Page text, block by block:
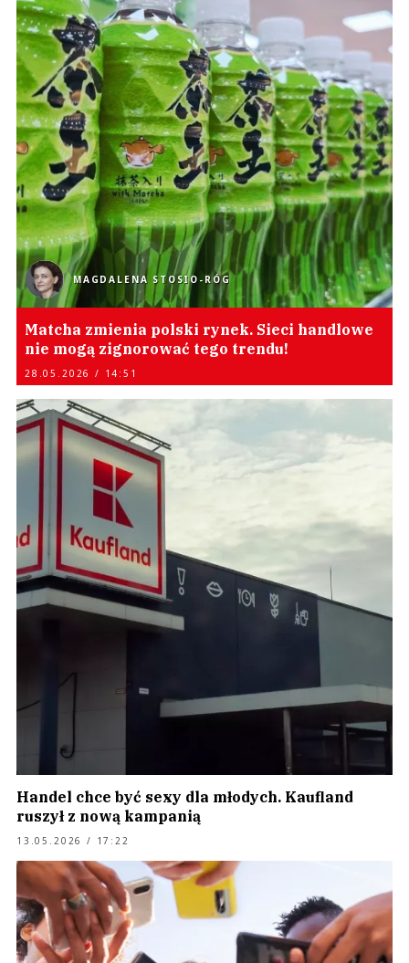
MAGDALENA STOSIO-RÓG
Matcha zmienia polski rynek. Sieci handlowe
nie mogą zignorować tego trendu!
28.05.2026 / 14:51
Handel chce być sexy dla młodych. Kaufland
ruszył z nową kampanią
13.05.2026 / 17:22